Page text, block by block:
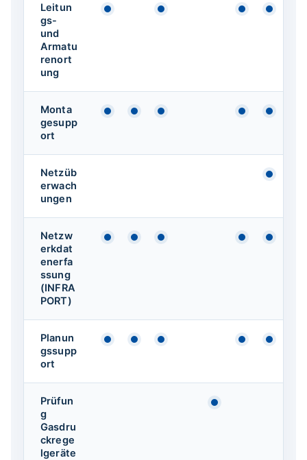
Leitun
gs-
und
Armatu
renort
ung
VerfügbarVerfügbar Verfügbar
Monta
gesupp
ort
Verfügbar
VerfügbarVerfügbar Verfügbar
Netzüb
erwach
ungen
Netzw
erkdat
enerfa
ssung
(INFRA
PORT)
Verfügbar
VerfügbarVerfügbar Verfügbar
Planun
gssupp
ort
Verfügbar
VerfügbarVerfügbar Verfügbar
Prüfun
g
Gasdru
ckrege
lgeräte
Verfügbar